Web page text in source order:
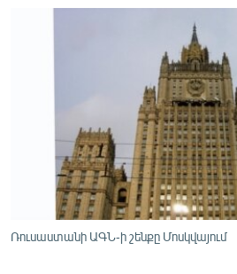
ՊԱՏԵՐԱԶՄԻ 6 ՇԱԲԱԹՆԵՐԸ
ՄՇԱԿՈՒՅԹ
ՍՊՈՐՏ
ՄԵԿՆԱԲԱՆՈՒԹՅՈՒՆ
ՏՏ ԵՒ ԻՆՏԵՐՆԵՏ
Ռուսաստանի ԱԳՆ-ի շենքը Մոսկվայում